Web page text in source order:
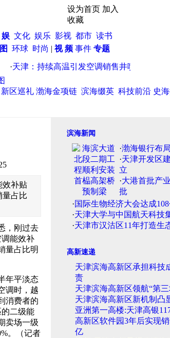
设为首页 加入
收藏
娱 文化 娱乐 影视 都市 读书
环球 时尚 | 视 频 事件 专题
天津：持续高温引发空调销售井喷·
新区巡礼 渤海金项链 滨海缀英 科技前沿 史
效补贴
量占比
，刚过去
能效补
量占比明
年平淡态
调时，越
消费者的
二级能
卖场一级
。（记者
滨海新闻
·渤海银行布
·天津开发区
立
·大港首批产
批
·国际生物经济大会达成
·天津大学与中国航天科技
·天津市汉沽区11年打造生
高新速递
天津滨海高新区承担科技
责
天津滨海高新区领航“第
天津滨海高新区新机制凸
亚洲第一高楼:天津高银
高新区软件园3年后实现
亿